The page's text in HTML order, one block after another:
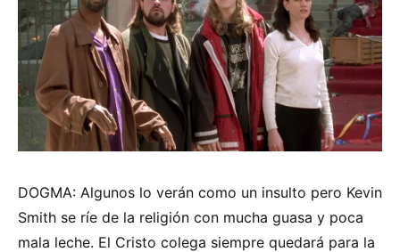
DOGMA: Algunos lo verán como un insulto pero Kevin
Smith se ríe de la religión con mucha guasa y poca
mala leche. El Cristo colega siempre quedará para la